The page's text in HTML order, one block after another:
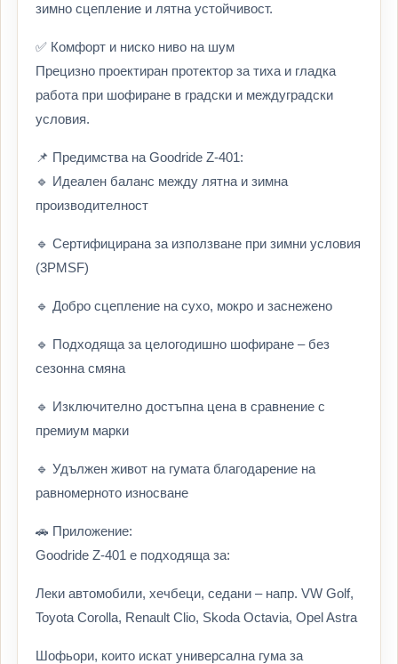
зимно сцепление и лятна устойчивост.
✅ Комфорт и ниско ниво на шум
Прецизно проектиран протектор за тиха и гладка
работа при шофиране в градски и междуградски
условия.
📌 Предимства на Goodride Z-401:
🔹 Идеален баланс между лятна и зимна
производителност
🔹 Сертифицирана за използване при зимни условия
(3PMSF)
🔹 Добро сцепление на сухо, мокро и заснежено
🔹 Подходяща за целогодишно шофиране – без
сезонна смяна
🔹 Изключително достъпна цена в сравнение с
премиум марки
🔹 Удължен живот на гумата благодарение на
равномерното износване
🚗 Приложение:
Goodride Z-401 е подходяща за:
Леки автомобили, хечбеци, седани – напр. VW Golf,
Toyota Corolla, Renault Clio, Skoda Octavia, Opel Astra
Шофьори, които искат универсална гума за